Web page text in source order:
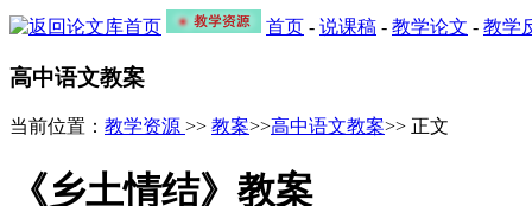
首页 - 说课稿 - 教学论文 - 教学
高中语文教案
当前位置： 教学资源 >> 教案>>高中语文教案>> 正文
《乡土情结》教案